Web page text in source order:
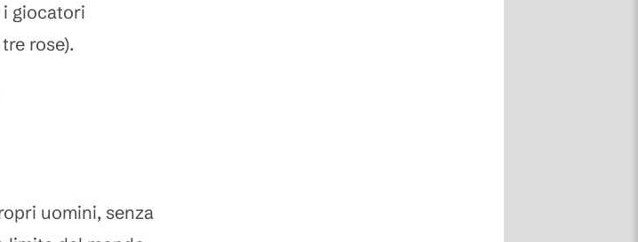
i giocatori
rose).
uomini, senza